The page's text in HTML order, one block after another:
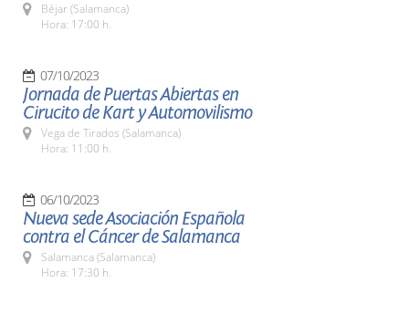
Béjar (Salamanca)
Hora: 17:00 h.
07/10/2023
Jornada de Puertas Abiertas en
Cirucito de Kart y Automovilismo
Vega de Tirados (Salamanca)
Hora: 11:00 h.
06/10/2023
Nueva sede Asociación Española
contra el Cáncer de Salamanca
Salamanca (Salamanca)
Hora: 17:30 h.